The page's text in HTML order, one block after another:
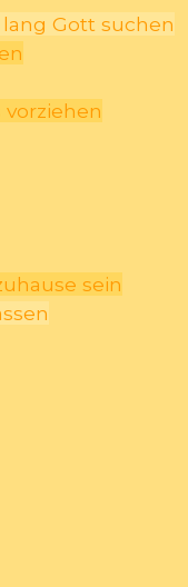
Gott suchen
sein